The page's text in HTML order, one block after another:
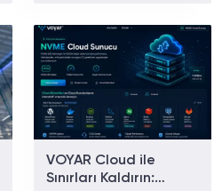
VOYAR Cloud ile
Sınırları Kaldırın: